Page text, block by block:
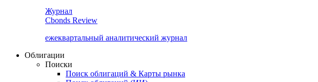
Журнал
Cbonds Review
ежеквартальный аналитический журнал